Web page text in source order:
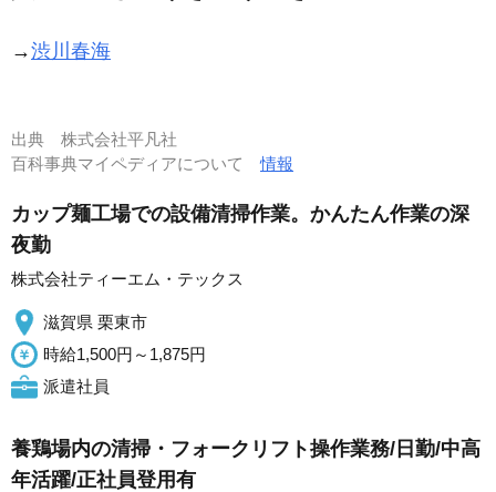
→渋川春海
出典 株式会社平凡社
百科事典マイペディアについて情報
カップ麺工場での設備清掃作業。かんたん作業の深
夜勤
株式会社ティーエム・テックス
滋賀県 栗東市
時給1,500円～1,875円
派遣社員
養鶏場内の清掃・フォークリフト操作業務/日勤/中高
年活躍/正社員登用有